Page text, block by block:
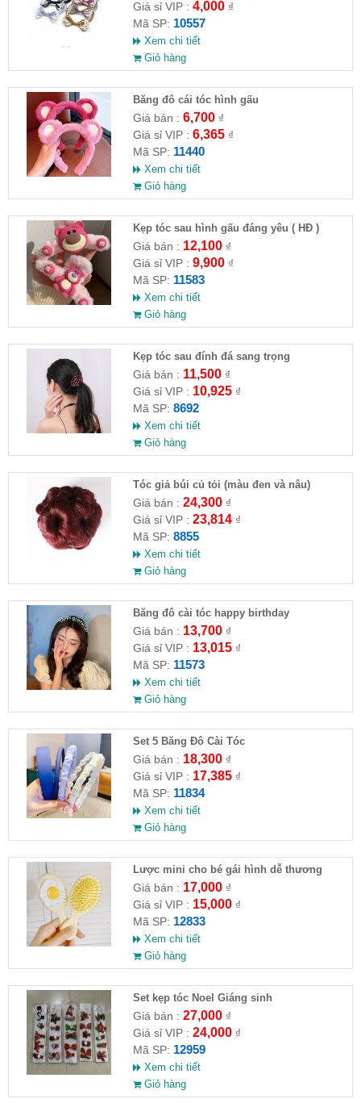
Giá sỉ VIP : 4,000₫
Mã SP: 10557
Xem chi tiết
Giỏ hàng
Băng đô cái tóc hình gấu
Giá bán : 6,700₫
Giá sỉ VIP : 6,365₫
Mã SP: 11440
Xem chi tiết
Giỏ hàng
Kẹp tóc sau hình gấu đáng yêu ( HĐ )
Giá bán : 12,100₫
Giá sỉ VIP : 9,900₫
Mã SP: 11583
Xem chi tiết
Giỏ hàng
Kẹp tóc sau đính đá sang trọng
Giá bán : 11,500₫
Giá sỉ VIP : 10,925₫
Mã SP: 8692
Xem chi tiết
Giỏ hàng
Tóc giả búi củ tỏi (màu đen và nâu)
Giá bán : 24,300₫
Giá sỉ VIP : 23,814₫
Mã SP: 8855
Xem chi tiết
Giỏ hàng
Băng đô cài tóc happy birthday
Giá bán : 13,700₫
Giá sỉ VIP : 13,015₫
Mã SP: 11573
Xem chi tiết
Giỏ hàng
Set 5 Băng Đô Cài Tóc
Giá bán : 18,300₫
Giá sỉ VIP : 17,385₫
Mã SP: 11834
Xem chi tiết
Giỏ hàng
Lược mini cho bé gái hình dễ thương
Giá bán : 17,000₫
Giá sỉ VIP : 15,000₫
Mã SP: 12833
Xem chi tiết
Giỏ hàng
Set kẹp tóc Noel Giáng sinh
Giá bán : 27,000₫
Giá sỉ VIP : 24,000₫
Mã SP: 12959
Xem chi tiết
Giỏ hàng